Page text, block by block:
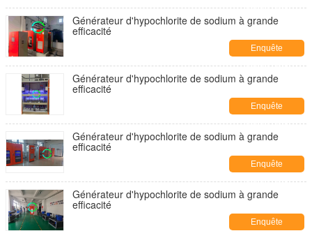
maintenant
Générateur d'hypochlorite de sodium à grande
efficacité
Enquête
maintenant
Générateur d'hypochlorite de sodium à grande
efficacité
Enquête
maintenant
Générateur d'hypochlorite de sodium à grande
efficacité
Enquête
maintenant
Générateur d'hypochlorite de sodium à grande
efficacité
Enquête